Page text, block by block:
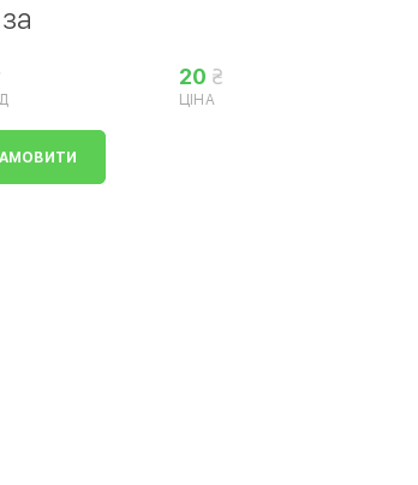
20
ЦІНА